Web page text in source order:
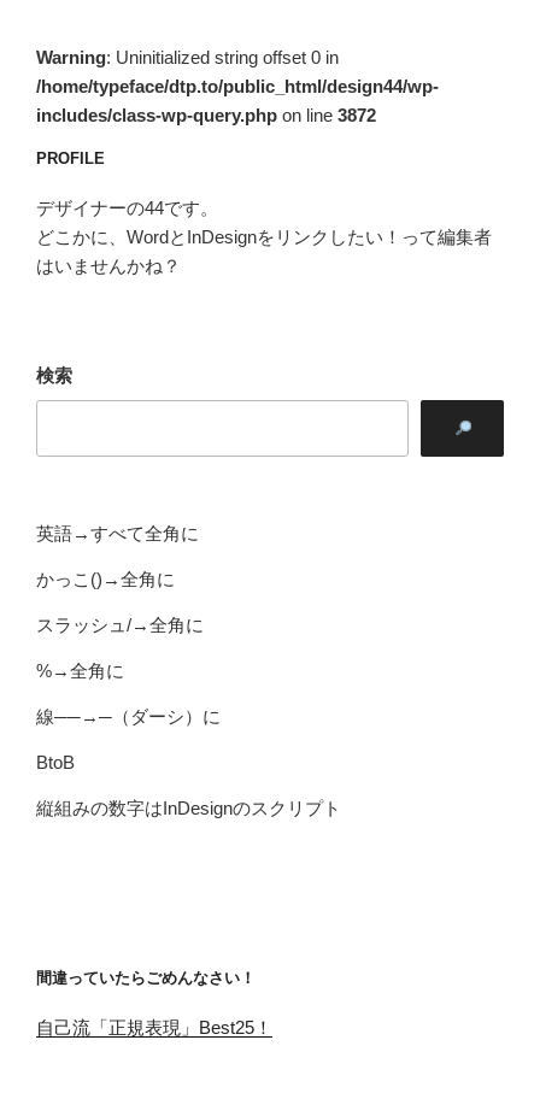
Warning: Uninitialized string offset 0 in
/home/typeface/dtp.to/public_html/design44/wp-
includes/class-wp-query.php on line 3872
PROFILE
デザイナーの44です。
どこかに、WordとInDesignをリンクしたい！って編集者
はいませんかね？
検索
英語→すべて全角に
かっこ()→全角に
スラッシュ/→全角に
%→全角に
線──→─（ダーシ）に
BtoB
縦組みの数字はInDesignのスクリプト
間違っていたらごめんなさい！
自己流「正規表現」Best25！